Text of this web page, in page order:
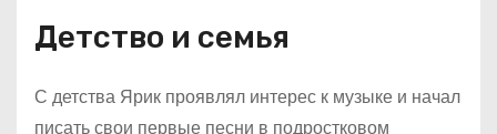
Детство и семья
С детства Ярик проявлял интерес к музыке и начал
писать свои первые песни в подростковом